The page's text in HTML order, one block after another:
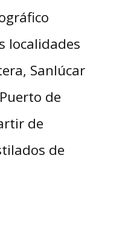
localidades
Sanlúcar
de
de
de